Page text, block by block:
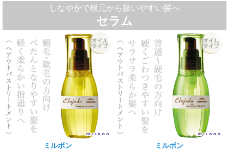
しなやかで根元から扱いやすい髪へ
セラム
ミルボン
ミルボン